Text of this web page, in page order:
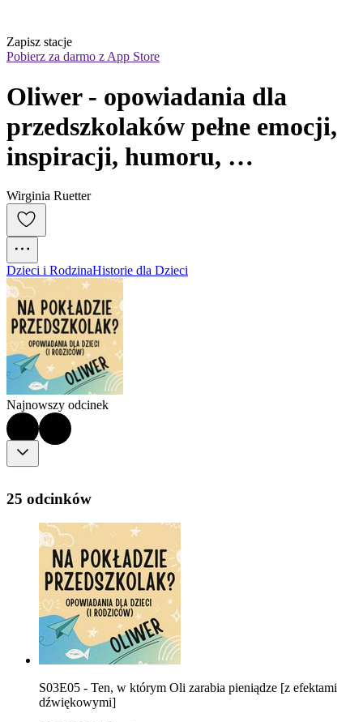
Zapisz stacje
Pobierz za darmo z App Store
Oliwer - opowiadania dla
przedszkolaków pełne emocji,
inspiracji, humoru,
codzienności i bliskości
Wirginia Ruetter
Dzieci i RodzinaHistorie dla Dzieci
Najnowszy odcinek
25 odcinków
S03E05 - Ten, w którym Oli zarabia pieniądze [z efektami
dźwiękowymi]